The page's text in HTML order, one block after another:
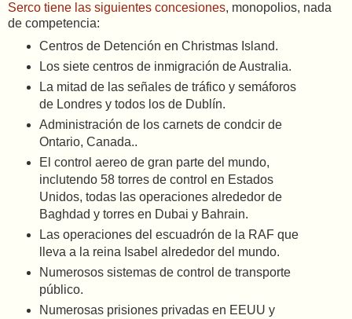
Serco tiene las siguientes concesiones, monopolios, nada
de competencia:
Centros de Detención en Christmas Island.
Los siete centros de inmigración de Australia.
La mitad de las señales de tráfico y semáforos
de Londres y todos los de Dublín.
Administración de los carnets de condcir de
Ontario, Canada..
El control aereo de gran parte del mundo,
inclutendo 58 torres de control en Estados
Unidos, todas las operaciones alrededor de
Baghdad y torres en Dubai y Bahrain.
Las operaciones del escuadrón de la RAF que
lleva a la reina Isabel alrededor del mundo.
Numerosos sistemas de control de transporte
público.
Numerosas prisiones privadas en EEUU y